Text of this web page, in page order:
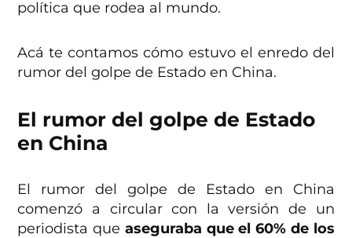
política que rodea al mundo.
Acá te contamos cómo estuvo el enredo del
rumor del golpe de Estado en China.
El rumor del golpe de Estado
en China
El rumor del golpe de Estado en China
comenzó a circular con la versión de un
periodista que aseguraba que el 60% de los